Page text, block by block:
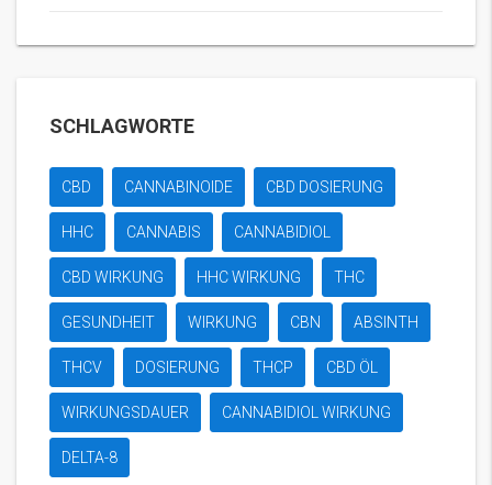
SCHLAGWORTE
CBD CANNABINOIDE CBD DOSIERUNG
HHC CANNABIS CANNABIDIOL
CBD WIRKUNG HHC WIRKUNG THC
GESUNDHEIT WIRKUNG CBN ABSINTH
THCV DOSIERUNG THCP CBD ÖL
WIRKUNGSDAUER CANNABIDIOL WIRKUNG
DELTA-8